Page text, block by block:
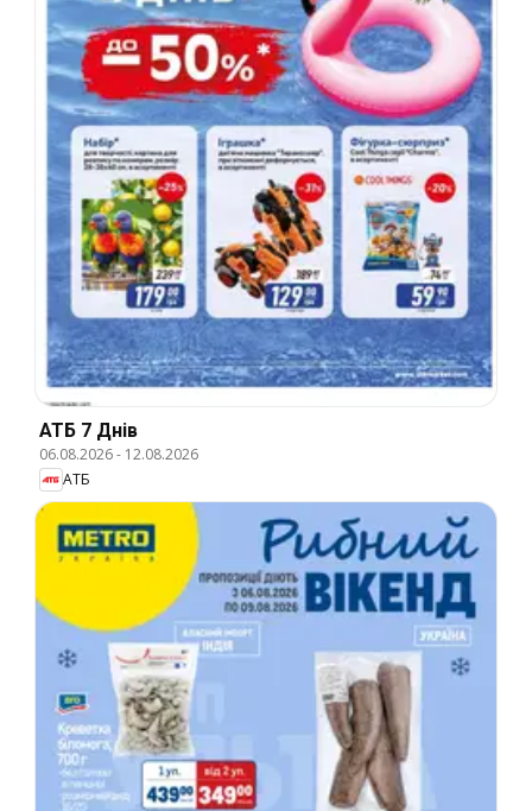
АТБ 7 Днів
06.08.2026- 12.08.2026
АТБ